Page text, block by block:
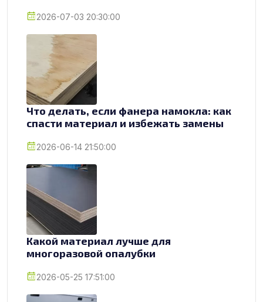
2026-07-03 20:30:00
Что делать, если фанера намокла: как
спасти материал и избежать замены
2026-06-14 21:50:00
Какой материал лучше для
многоразовой опалубки
2026-05-25 17:51:00